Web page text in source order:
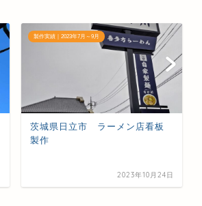
製作実績｜2023年7月～9月
茨城県日立市 ラーメン店看板
製作
2023年10月24日